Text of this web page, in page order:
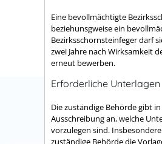
Eine bevollmächtigte
beziehunsgweise ein
Bezirksschornsteinfeger darf
zwei Jahre nach Wirksamkeit
erneut bewerben.
Erforderliche Unterlagen
Die zuständige Behörde gibt
Ausschreibung an, welche
vorzulegen sind.
zuständige Behörde die